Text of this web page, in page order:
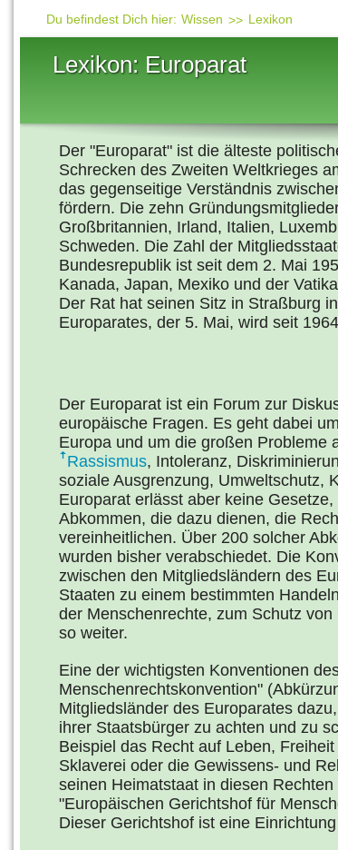
Technik
Du befindest Dich hier: Wissen Lexikon
Lexikon: Europarat
Der "Europarat" ist die älteste
Schrecken des Zweiten Weltkrieges
das gegenseitige Verständnis
fördern. Die zehn
Großbritannien, Irland, Italien,
Schweden. Die Zahl der
Bundesrepublik ist seit dem 2. Mai
Kanada, Japan, Mexiko und der
Der Rat hat seinen Sitz in Straßburg
Europarates, der 5. Mai, wird seit
Der Europarat ist ein Forum zur
europäische Fragen. Es geht dabei
Europa und um die großen Probleme
Rassismus, Intoleranz,
soziale Ausgrenzung, Umweltschutz,
Europarat erlässt aber keine
Abkommen, die dazu dienen, die
vereinheitlichen. Über 200 solcher
wurden bisher verabschiedet. Die
zwischen den Mitgliedsländern des
Staaten zu einem bestimmten
der Menschenrechte, zum Schutz
so weiter.
Eine der wichtigsten Konventionen
Menschenrechtskonvention"
Mitgliedsländer des Europarates
ihrer Staatsbürger zu achten und zu
Beispiel das Recht auf Leben,
Sklaverei oder die Gewissens- und
seinen Heimatstaat in diesen
"Europäischen Gerichtshof für
Dieser Gerichtshof ist eine